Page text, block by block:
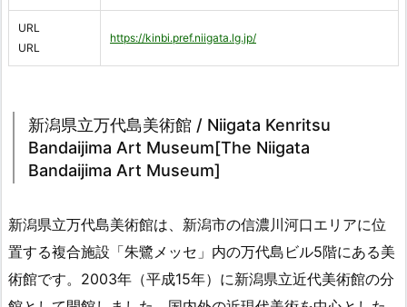
URL
URL
https://kinbi.pref.niigata.lg.jp/
新潟県立万代島美術館 / Niigata Kenritsu
Bandaijima Art Museum[The Niigata
Bandaijima Art Museum]
新潟県立万代島美術館は、新潟市の信濃川河口エリアに位
置する複合施設「朱鷺メッセ」内の万代島ビル5階にある美
術館です。2003年（平成15年）に新潟県立近代美術館の分